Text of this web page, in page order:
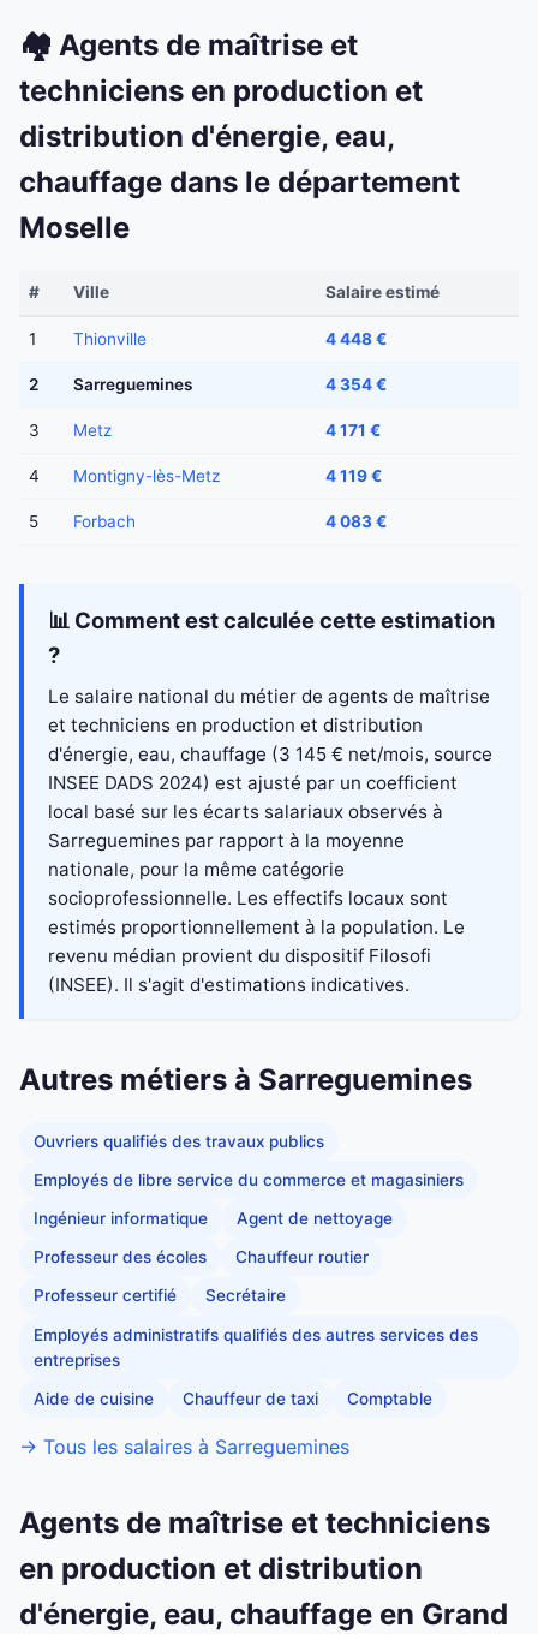
🏘️ Agents de maîtrise et
techniciens en production et
distribution d'énergie, eau,
chauffage dans le département
Moselle
# Ville Salaire estimé
1 Thionville 4 448 €
2 Sarreguemines 4 354 €
3 Metz 4 171 €
4 Montigny-lès-Metz 4 119 €
5 Forbach 4 083 €
📊 Comment est calculée cette estimation
?
Le salaire national du métier de agents de maîtrise
et techniciens en production et distribution
d'énergie, eau, chauffage (3 145 € net/mois, source
INSEE DADS 2024) est ajusté par un coefficient
local basé sur les écarts salariaux observés à
Sarreguemines par rapport à la moyenne
nationale, pour la même catégorie
socioprofessionnelle. Les effectifs locaux sont
estimés proportionnellement à la population. Le
revenu médian provient du dispositif Filosofi
(INSEE). Il s'agit d'estimations indicatives.
Autres métiers à Sarreguemines
Ouvriers qualifiés des travaux publics
Employés de libre service du commerce et magasiniers
Ingénieur informatique Agent de nettoyage
Professeur des écoles Chauffeur routier
Professeur certifié Secrétaire
Employés administratifs qualifiés des autres services des
entreprises
Aide de cuisine Chauffeur de taxi Comptable
→ Tous les salaires à Sarreguemines
Agents de maîtrise et techniciens
en production et distribution
d'énergie, eau, chauffage en Grand